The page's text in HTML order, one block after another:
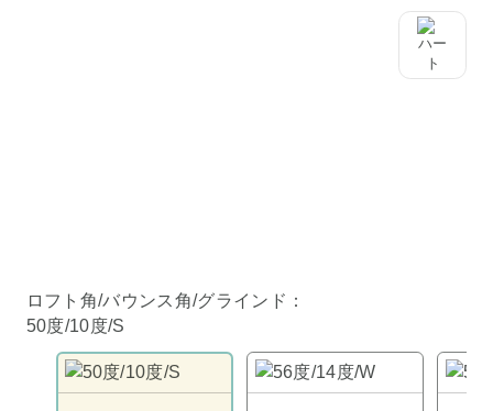
ロフト角/バウンス角/グラインド：
50度/10度/S